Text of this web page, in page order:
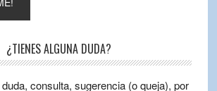
¿TIENES ALGUNA DUDA?
consulta, sugerencia (o queja), por